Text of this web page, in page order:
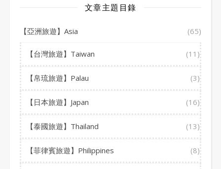
文章主題目錄
【亞洲旅遊】Asia (65)
【台灣旅遊】Taiwan (11)
【帛琉旅遊】Palau (3)
【日本旅遊】Japan (16)
【泰國旅遊】Thailand (13)
【菲律賓旅遊】Philippines (8)